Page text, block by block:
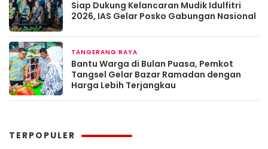
Siap Dukung Kelancaran Mudik Idulfitri
2026, IAS Gelar Posko Gabungan Nasional
TANGERANG RAYA
Bantu Warga di Bulan Puasa, Pemkot
Tangsel Gelar Bazar Ramadan dengan
Harga Lebih Terjangkau
TERPOPULER